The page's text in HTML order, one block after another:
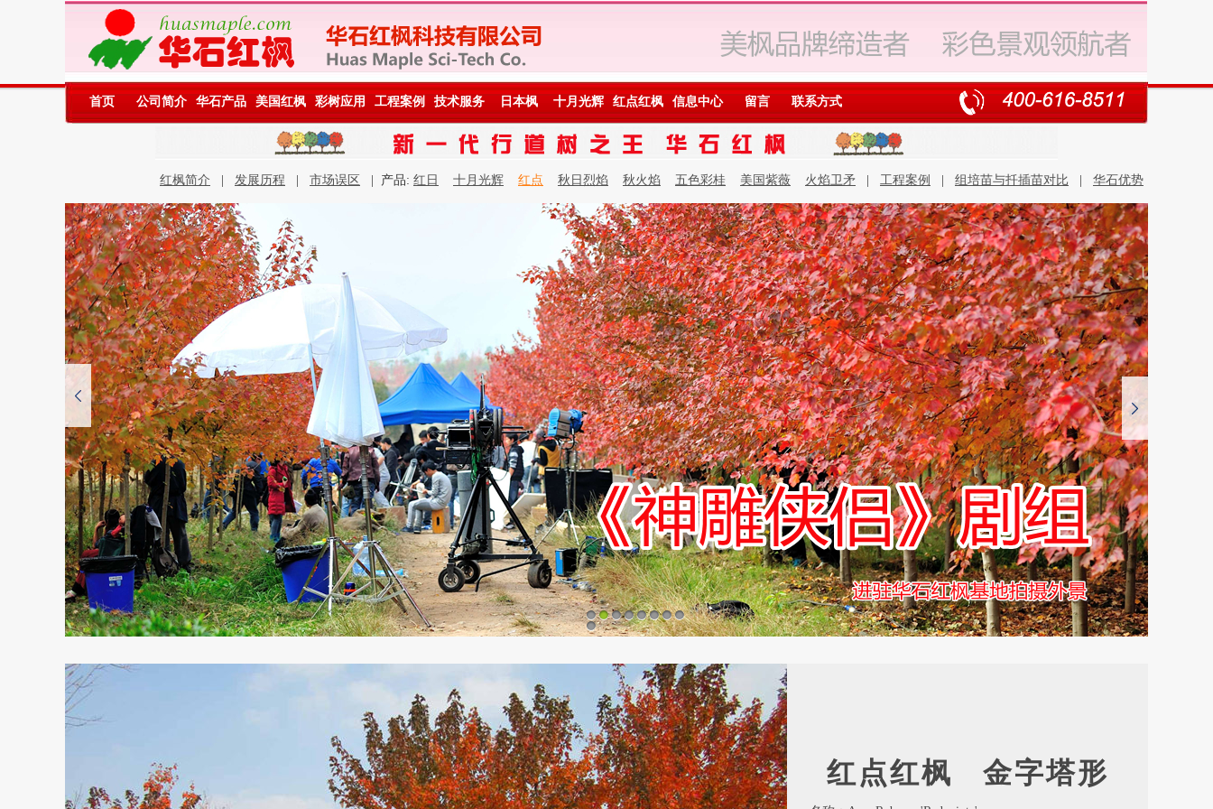
首页 公司简介 华石产品 美国红枫 彩树应用 工程案例 技术服务 日本枫 十月光辉 红点红枫 信息中心 留言 联系方式
红枫简介 发展历程 市场误区 | 产品: 红日 十月光辉 红点 秋日烈焰 秋火焰 五色彩桂 美国紫薇 火焰卫矛 工程案例 组培苗与扦插苗对比 华石优势
1 2 3 4 5 6 7 8
9
红点红枫 金字塔形